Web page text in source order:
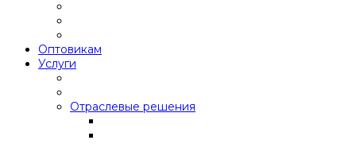
Оптовикам
Услуги
Отраслевые решения